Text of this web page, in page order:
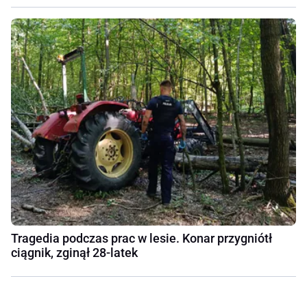
Tragedia podczas prac w lesie. Konar przygniótł
ciągnik, zginął 28-latek